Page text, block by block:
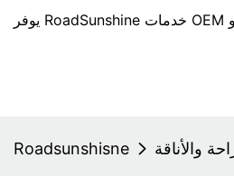
Roadsunshisne والأناقة